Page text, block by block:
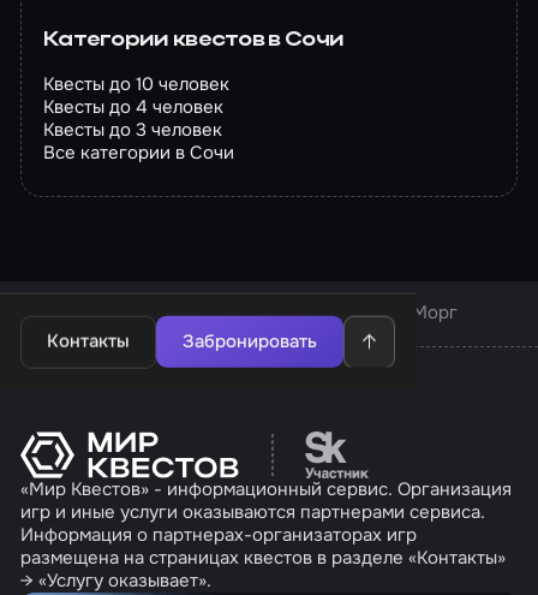
Категории квестов в Сочи
Квесты до 10 человек
Квесты до 4 человек
Квесты до 3 человек
Все категории в Сочи
Контакты Забронировать
Квесты компании «Паника» Морг
Перейти на сайт
«Мир Квестов» - информационный сервис. Организация
игр и иные услуги оказываются партнерами сервиса.
Информация о партнерах-организаторах игр
размещена на страницах квестов в разделе «Контакты»
→ «Услугу оказывает».